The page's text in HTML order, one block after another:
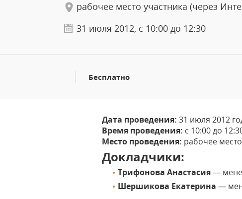
рабочее место участника (через
31 июля 2012, с 10:00 до 12:30
Бесплатно
Дата проведения: 31 июля 2012
Время проведения: с 10:00 до
Место проведения: рабочее
Докладчики:
Трифонова Анастасия—
Шершикова Екатерина—